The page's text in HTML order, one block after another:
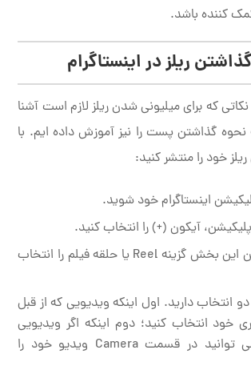
کننده باشد.
ریلز در اینستاگرام
نکاتی که برای میلیونی شدن ریلز لازم است آشنا
نحوه گذاشتن پست را نیز آموزش داده ایم. با
خود را منتشر کنید:
اینستاگرام خود شوید.
آیکون (+) را انتخاب کنید.
در قسمت پایین این بخش گزینه Reel یا حلقه فیلم را انتخاب
انتخاب دارید. اول اینکه ویدیویی که از قبل
خود انتخاب کنید؛ دوم اینکه اگر ویدیویی
تهیه نکرده اید می توانید در قسمت Camera ویدیو خود را